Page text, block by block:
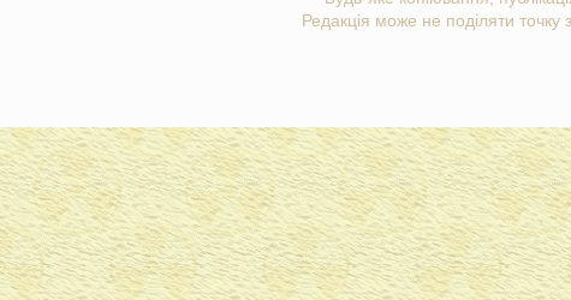
Редакція може не поділяти точку